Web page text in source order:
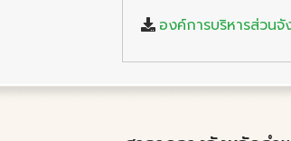
องค์การบริหารส่วน